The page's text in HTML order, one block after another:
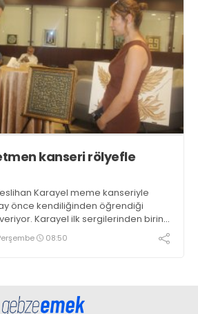
kanseri rölyefle
Karayel meme kanseriyle
önce kendiliğinden öğrendiği
Karayel ilk sergilerinden birini
görücüye çıkardı
08:50